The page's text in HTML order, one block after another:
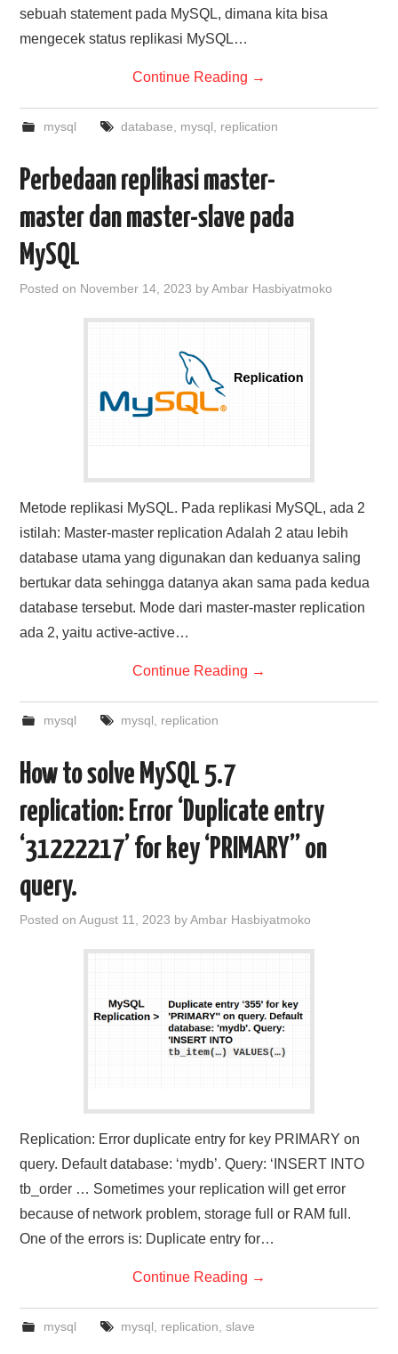
sebuah statement pada MySQL, dimana kita bisa
mengecek status replikasi MySQL…
Continue Reading →
mysql database mysql replication
Perbedaan replikasi master-
master dan master-slave pada
MySQL
Posted on November 14, 2023 byAmbar Hasbiyatmoko
Metode replikasi MySQL. Pada replikasi MySQL, ada 2
istilah: Master-master replication Adalah 2 atau lebih
database utama yang digunakan dan keduanya saling
bertukar data sehingga datanya akan sama pada kedua
database tersebut. Mode dari master-master replication
ada 2, yaitu active-active…
Continue Reading →
mysql mysql replication
How to solve MySQL 5.7
replication: Error ‘Duplicate entry
‘31222217’ for key ‘PRIMARY” on
query.
Posted onAugust 11, 2023 byAmbar Hasbiyatmoko
Replication: Error duplicate entry for key PRIMARY on
query. Default database: ‘mydb’. Query: ‘INSERT INTO
tb_order … Sometimes your replication will get error
because of network problem, storage full or RAM full.
One of the errors is: Duplicate entry for…
Continue Reading →
mysql mysql replication slave